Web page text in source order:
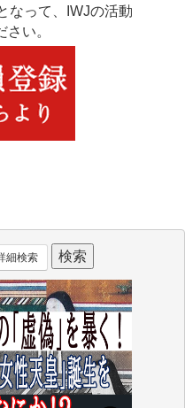
なって、IWJの活動
さい。
細検索